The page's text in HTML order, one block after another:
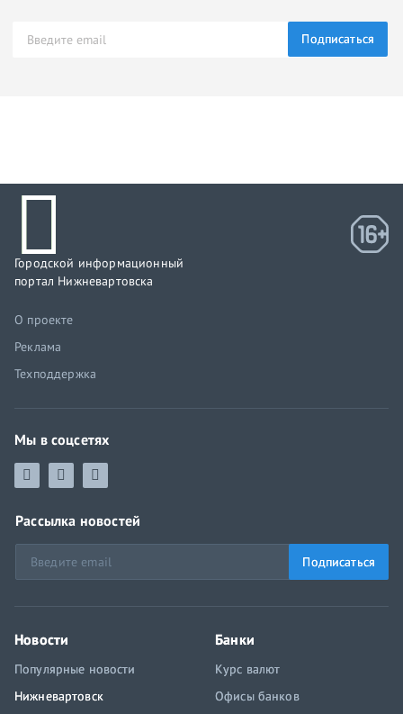
Подписаться
Городской информационный
портал Нижневартовска
О проекте
Реклама
Техподдержка
Мы в соцсетях
Рассылка новостей
Подписаться
Новости
Популярные новости
Нижневартовск
Банки
Курс валют
Офисы банков